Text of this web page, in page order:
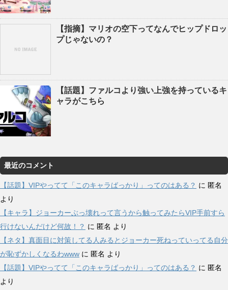
【指摘】マリオの空下ってなんでヒップドロッ
プじゃないの？
【話題】ファルコより強い上強を持っているキ
ャラがこちら
最近のコメント
【話題】VIPやってて「このキャラばっかり」ってのはある？ に 匿名
より
【キャラ】ジョーカーぶっ壊れって言うから触ってみたらVIP手前すら
行けないんだけど何故！？ に 匿名 より
【ネタ】真面目に対策してる人みるとジョーカー死ねっていってる自分
が恥ずかしくなるわwww に 匿名 より
【話題】VIPやってて「このキャラばっかり」ってのはある？ に 匿名
より